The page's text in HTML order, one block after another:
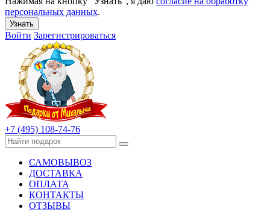
персональных данных.
Узнать
Войти Зарегистрироваться
+7 (495) 108-74-76
САМОВЫВОЗ
ДОСТАВКА
ОПЛАТА
КОНТАКТЫ
ОТЗЫВЫ